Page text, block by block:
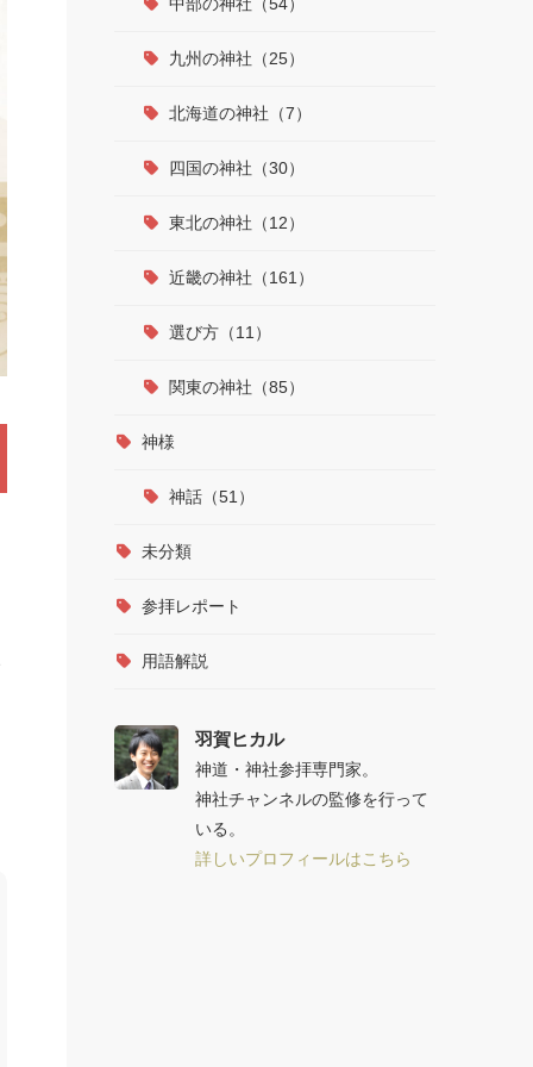
中部の神社（54）
九州の神社（25）
北海道の神社（7）
四国の神社（30）
東北の神社（12）
近畿の神社（161）
選び方（11）
関東の神社（85）
神様
神話（51）
未分類
参拝レポート
用語解説
羽賀ヒカル
神道・神社参拝専門家。
神社チャンネルの監修を行って
いる。
詳しいプロフィールはこちら